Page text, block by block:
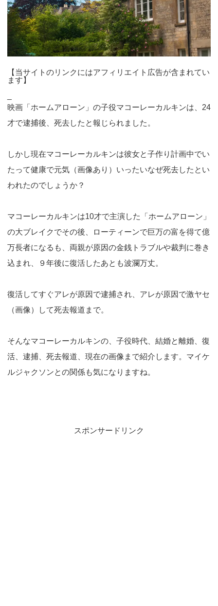
【当サイトのリンクにはアフィリエイト広告が含まれてい
ます】
映画「ホームアローン」の子役マコーレーカルキンは、24
才で逮捕後、死去したと報じられました。
しかし現在マコーレーカルキンは彼女と子作り計画中でい
たって健康で元気（画像あり）いったいなぜ死去したとい
われたのでしょうか？
マコーレーカルキンは10才で主演した「ホームアローン」
の大ブレイクでその後、ローティーンで巨万の富を得て億
万長者になるも、両親が原因の金銭トラブルや裁判に巻き
込まれ、９年後に復活したあとも波瀾万丈。
復活してすぐアレが原因で逮捕され、アレが原因で激ヤセ
（画像）して死去報道まで。
そんなマコーレーカルキンの、子役時代、結婚と離婚、復
活、逮捕、死去報道、現在の画像まで紹介します。マイケ
ルジャクソンとの関係も気になりますね。
スポンサードリンク